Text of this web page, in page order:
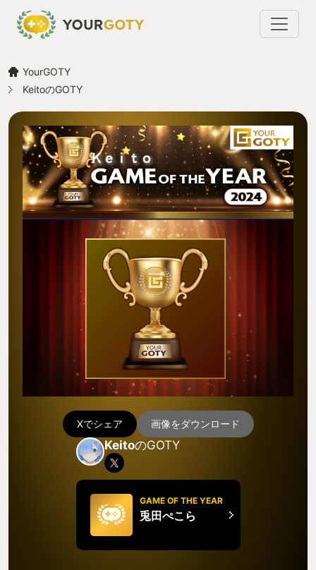
YourGOTY
KeitoのGOTY
Xでシェア 画像をダウンロード
KeitoのGOTY
GAME OF THE YEAR
兎田ぺこら